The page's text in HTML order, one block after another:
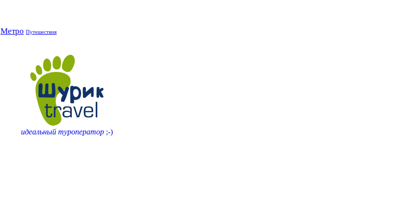
Метро Путешествия
идеальный туроператор ;-)